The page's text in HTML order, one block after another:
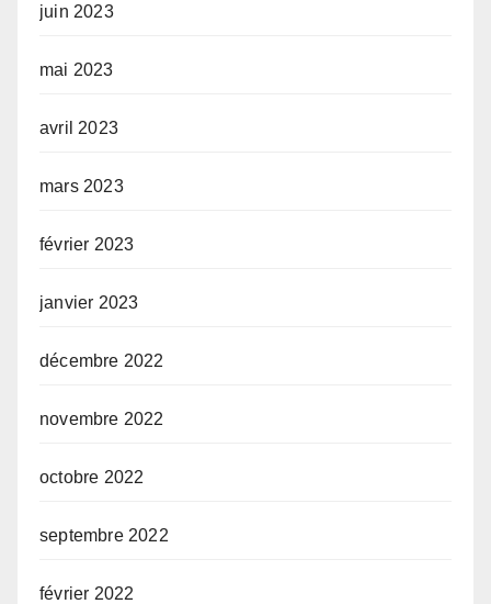
juin 2023
mai 2023
avril 2023
mars 2023
février 2023
janvier 2023
décembre 2022
novembre 2022
octobre 2022
septembre 2022
février 2022